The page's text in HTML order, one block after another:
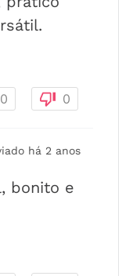
0 0
há 2 anos
bonito e